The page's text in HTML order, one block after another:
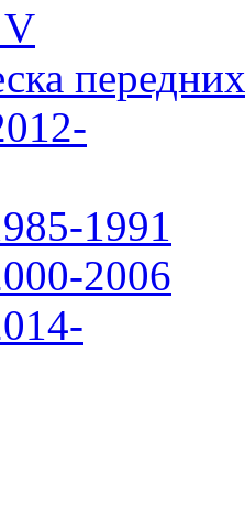
1991
2006